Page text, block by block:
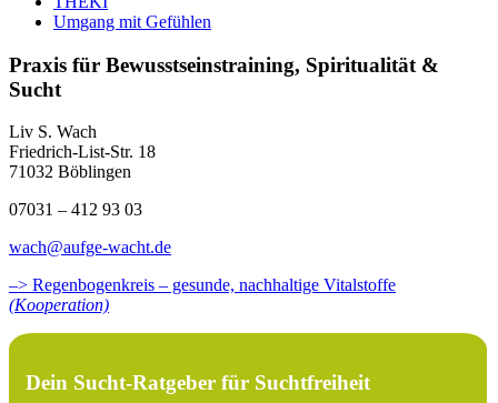
Umgang mit Gefühlen
Praxis für Bewusstseinstraining, Spiritualität &
Sucht
Liv S. Wach
Friedrich-List-Str. 18
71032 Böblingen
07031 – 412 93 03
wach@aufge-wacht.de
–> Regenbogenkreis – gesunde, nachhaltige Vitalstoffe
(Kooperation)
Dein Sucht-Ratgeber für Suchtfreiheit